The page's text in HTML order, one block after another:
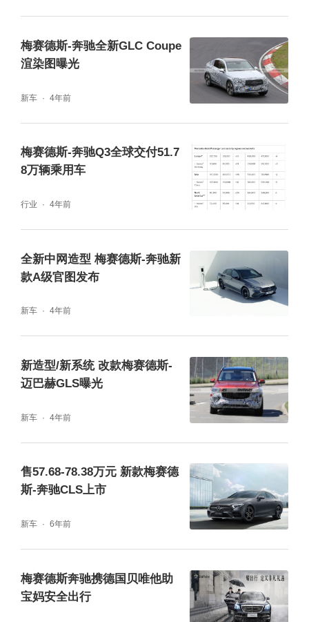
念打造，峰值功率450千瓦（612马力）、峰
值扭矩850牛⋅米，百公里加速4.2秒；集成ISG
省“三位一体”的驾驭体验。
其标配带自适应可调减振功能的AMG行驶控制
增强版悬挂（AMG RIDE CONTROL+），以
挂，兼顾动感与舒适，既能在过弯时实现精准
灵敏而又稳如泰山的动态性能表现，亦能在经
梅赛德斯-奔驰全新GLC Coupe
渲染图曝光
新车 4年前
梅赛德斯-奔驰Q3全球交付51.7
8万辆乘用车
行业 4年前
全新中网造型 梅赛德斯-奔驰新
款A级官图发布
新车 4年前
新造型/新系统 改款梅赛德斯-
迈巴赫GLS曝光
新车 4年前
售57.68-78.38万元 新款梅赛德
斯-奔驰CLS上市
新车 6年前
梅赛德斯奔驰携德国贝唯他助
宝妈安全出行